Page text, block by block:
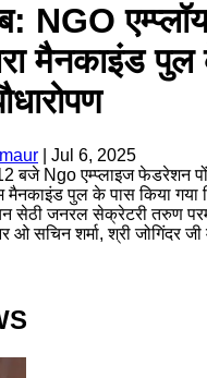
NGO
मैनकाइंड
Jul 6, 2025
बजे Ngo एम्प्लाइज फेडरेशन
मैनकाइंड पुल के पास किया
सेठी जनरल सेक्रेटरी तरुण
ओ सचिन शर्मा, श्री जोगिंदर